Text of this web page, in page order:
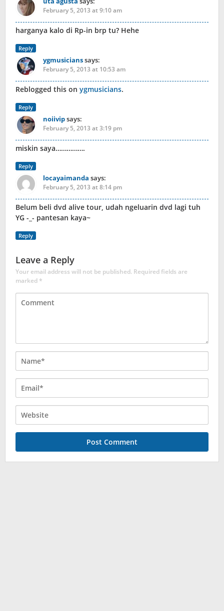
February 5, 2013 at 9:10 am
harganya kalo di Rp-in brp tu? Hehe
Reply
ygmusicianssays:
February 5, 2013 at 10:53 am
Reblogged this on ygmusicians.
Reply
noiivipsays:
February 5, 2013 at 3:19 pm
miskin saya…………….
Reply
locayaimanda says:
February 5, 2013 at 8:14 pm
Belum beli dvd alive tour, udah ngeluarin dvd lagi tuh
YG -_- pantesan kaya~
Reply
Leave a Reply
Your email address will not be published. Required fields are
marked*